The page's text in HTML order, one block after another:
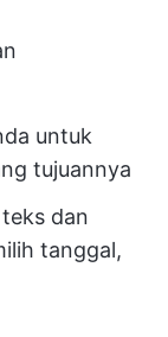
untuk
tujuannya
dan
tanggal,